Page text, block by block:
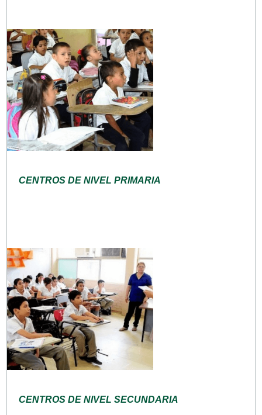
CENTROS DE NIVEL PRIMARIA
CENTROS DE NIVEL SECUNDARIA